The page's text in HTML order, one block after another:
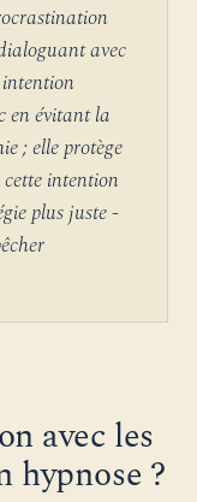
avec
en évitant la
; elle protège
intention
plus juste -
avec les
hypnose ?